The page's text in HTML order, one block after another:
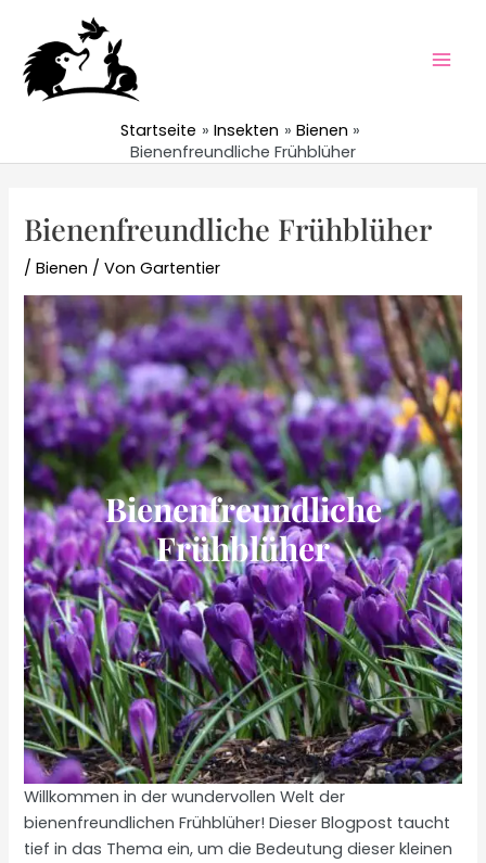
springen
Startseite Insekten
Bienen
Bienenfreundliche Frühblüher
Bienenfreundliche Frühblüher
/Bienen / VonGartentier
Bienenfreundliche
Frühblüher
Willkommen in der wundervollen Welt der
bienenfreundlichen Frühblüher! Dieser Blogpost taucht
tief in das Thema ein, um die Bedeutung dieser kleinen